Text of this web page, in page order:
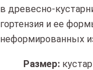
в древесно-
гортензия и ее
неформированных
Размер: